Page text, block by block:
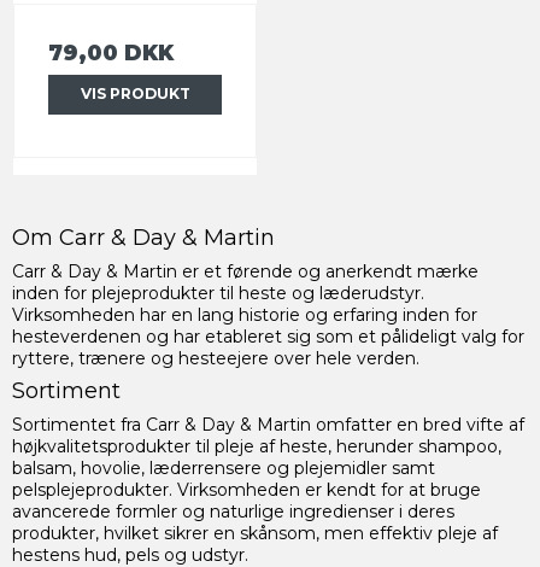
79,00 DKK
VIS PRODUKT
Om Carr & Day & Martin
Carr & Day & Martin er et førende og anerkendt mærke
inden for plejeprodukter til heste og læderudstyr.
Virksomheden har en lang historie og erfaring inden for
hesteverdenen og har etableret sig som et pålideligt valg for
ryttere, trænere og hesteejere over hele verden.
Sortiment
Sortimentet fra Carr & Day & Martin omfatter en bred vifte af
højkvalitetsprodukter til pleje af heste, herunder shampoo,
balsam, hovolie, læderrensere og plejemidler samt
pelsplejeprodukter. Virksomheden er kendt for at bruge
avancerede formler og naturlige ingredienser i deres
produkter, hvilket sikrer en skånsom, men effektiv pleje af
hestens hud, pels og udstyr.